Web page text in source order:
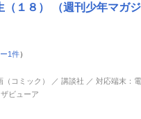
（１８） （週刊少年マガ
1件）
コミック） ／ 講談社 ／ 対応端末：
ビューア